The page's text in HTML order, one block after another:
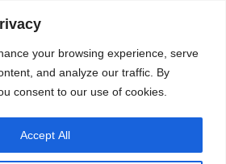
your browsing experience, serve
and analyze our traffic. By
consent to our use of cookies.
Accept All
2026